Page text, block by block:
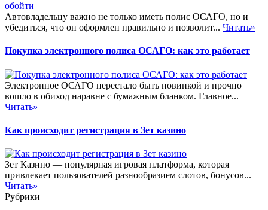
Автовладельцу важно не только иметь полис ОСАГО, но и
убедиться, что он оформлен правильно и позволит... Читать»
Покупка электронного полиса ОСАГО: как это работает
Электронное ОСАГО перестало быть новинкой и прочно
вошло в обиход наравне с бумажным бланком. Главное...
Читать»
Как происходит регистрация в Зет казино
Зет Казино — популярная игровая платформа, которая
привлекает пользователей разнообразием слотов, бонусов...
Читать»
Рубрики